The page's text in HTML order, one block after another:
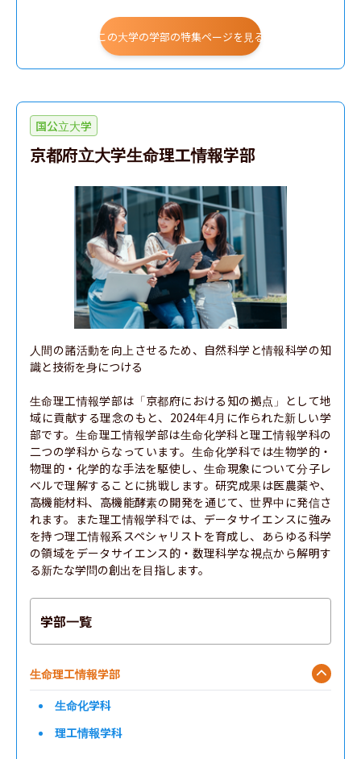
この大学の学部の特集ページを見る
国公立大学
京都府立大学生命理工情報学部
人間の諸活動を向上させるため、自然科学と情報科学の知
識と技術を身につける
生命理工情報学部は「京都府における知の拠点」として地
域に貢献する理念のもと、2024年4月に作られた新しい学
部です。生命理工情報学部は生命化学科と理工情報学科の
二つの学科からなっています。生命化学科では生物学的・
物理的・化学的な手法を駆使し、生命現象について分子レ
ベルで理解することに挑戦します。研究成果は医農薬や、
高機能材料、高機能酵素の開発を通じて、世界中に発信さ
れます。また理工情報学科では、データサイエンスに強み
を持つ理工情報系スペシャリストを育成し、あらゆる科学
の領域をデータサイエンス的・数理科学な視点から解明す
る新たな学問の創出を目指します。
学部一覧
生命理工情報学部
生命化学科
理工情報学科